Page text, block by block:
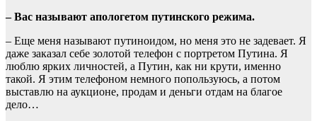
– Вас называют апологетом путинского режима.
– Еще меня называют путиноидом, но меня это не задевает. Я
даже заказал себе золотой телефон с портретом Путина. Я
люблю ярких личностей, а Путин, как ни крути, именно
такой. Я этим телефоном немного попользуюсь, а потом
выставлю на аукционе, продам и деньги отдам на благое
дело…